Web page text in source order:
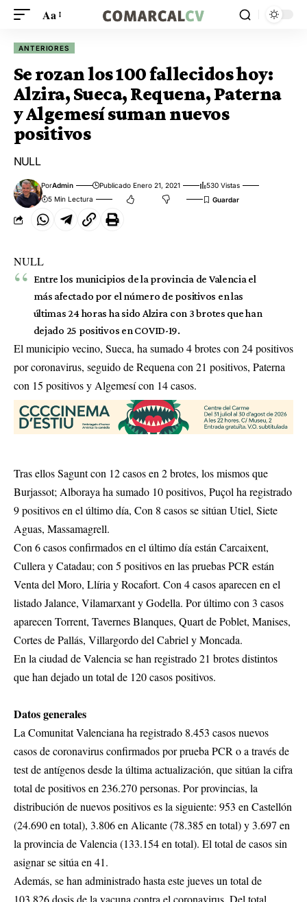
Aa
ANTERIORES
Se rozan los 100 fallecidos hoy:
Alzira, Sueca, Requena, Paterna
y Algemesí suman nuevos
positivos
NULL
PorAdmin Publicado Enero 21, 2021
530 Vistas
5 Min Lectura
NULL
Entre los municipios de la provincia de Valencia el
más afectado por el número de positivos en las
últimas 24 horas ha sido Alzira con 3 brotes que han
dejado 25 positivos en COVID-19.
El municipio vecino, Sueca, ha sumado 4 brotes con 24 positivos
por coronavirus, seguido de Requena con 21 positivos, Paterna
con 15 positivos y Algemesí con 14 casos.
Tras ellos Sagunt con 12 casos en 2 brotes, los mismos que
Burjassot; Alboraya ha sumado 10 positivos, Puçol ha registrado
9 positivos en el último día, Con 8 casos se sitúan Utiel, Siete
Aguas, Massamagrell.
Con 6 casos confirmados en el último día están Carcaixent,
Cullera y Catadau; con 5 positivos en las pruebas PCR están
Venta del Moro, Llíria y Rocafort. Con 4 casos aparecen en el
listado Jalance, Vilamarxant y Godella. Por último con 3 casos
aparecen Torrent, Tavernes Blanques, Quart de Poblet, Manises,
Cortes de Pallás, Villargordo del Cabriel y Moncada.
En la ciudad de Valencia se han registrado 21 brotes distintos
que han dejado un total de 120 casos positivos.
Datos generales
La Comunitat Valenciana ha registrado 8.453 casos nuevos
casos de coronavirus confirmados por prueba PCR o a través de
test de antígenos desde la última actualización, que sitúan la cifra
total de positivos en 236.270 personas. Por provincias, la
distribución de nuevos positivos es la siguiente: 953 en Castellón
(24.690 en total), 3.806 en Alicante (78.385 en total) y 3.697 en
la provincia de Valencia (133.154 en total). El total de casos sin
asignar se sitúa en 41.
Además, se han administrado hasta este jueves un total de